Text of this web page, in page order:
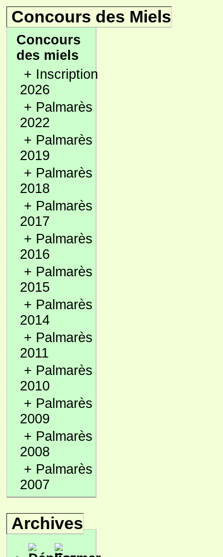
Concours des Miels
Concours
des miels
+ Inscription
2026
+ Palmarès
2022
+ Palmarès
2019
+ Palmarès
2018
+ Palmarès
2017
+ Palmarès
2016
+ Palmarès
2015
+ Palmarès
2014
+ Palmarès
2011
+ Palmarès
2010
+ Palmarès
2009
+ Palmarès
2008
+ Palmarès
2007
Archives